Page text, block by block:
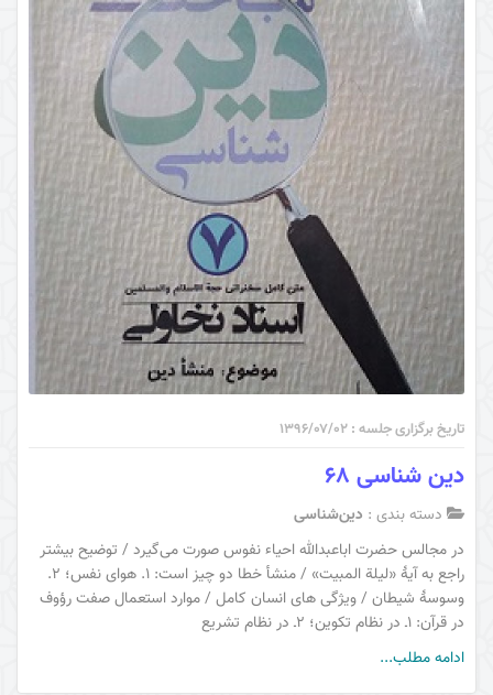
تاریخ برگزاری جلسه : ۱۳۹۶/۰۷/۰۲
دین شناسی 68
دسته بندی : دین‌شناسی
در مجالس حضرت اباعبدالله احیاء نفوس صورت می‌گیرد / توضیح بیشتر
راجع به آیۀ «لیلة المبیت» / منشأ خطا دو چیز است: 1. هوای نفس؛ 2.
وسوسۀ شیطان / ویژگی های انسان کامل / موارد استعمال صفت رؤوف
در قرآن: 1ـ در نظام تکوین؛ 2ـ در نظام تشریع
ادامه مطلب...